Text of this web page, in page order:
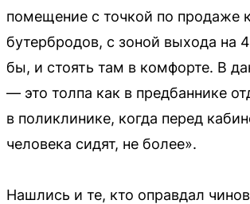
помещение с точкой по продаже
бутербродов, с зоной выхода на
бы, и стоять там в комфорте. В
— это толпа как в предбаннике
в поликлинике, когда перед
человека сидят, не более».
Нашлись и те, кто оправдал